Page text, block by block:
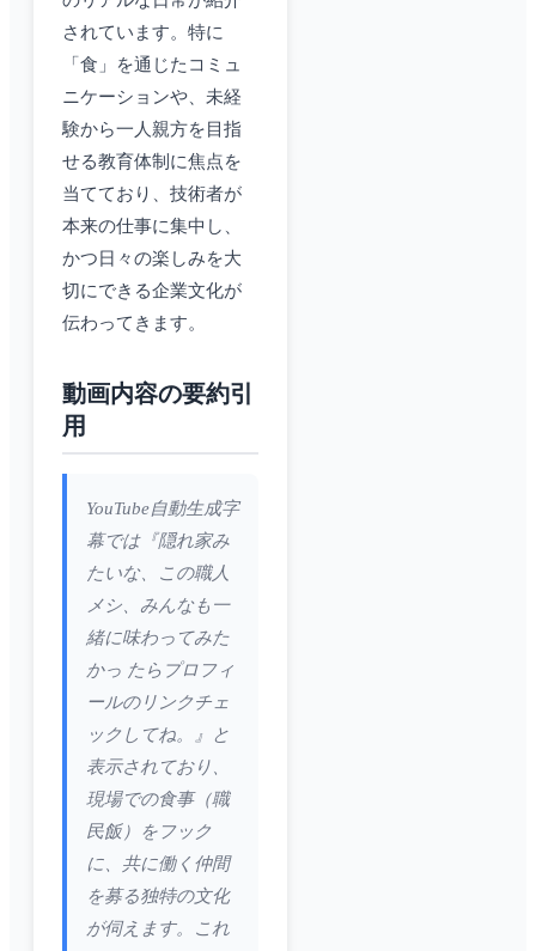
されています。特に
「食」を通じたコミュ
ニケーションや、未経
験から一人親方を目指
せる教育体制に焦点を
当てており、技術者が
本来の仕事に集中し、
かつ日々の楽しみを大
切にできる企業文化が
伝わってきます。
動画内容の要約引
用
YouTube自動生成字
幕では『隠れ家み
たいな、この職人
メシ、みんなも一
緒に味わってみた
かっ たらプロフィ
ールのリンクチェ
ックしてね。』と
表示されており、
現場での食事（職
民飯）をフック
に、共に働く仲間
を募る独特の文化
が伺えます。これ